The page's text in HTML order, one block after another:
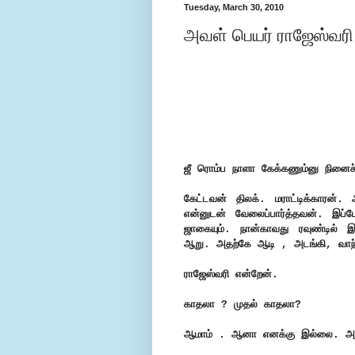
Tuesday, March 30, 2010
அவள் பெயர்
ஜீ ரொம்ப நாளா கேக்கணும்னு
கேட்டவன் திலக்.
என்னுடன் வேலைப்பார்த்தவன்.
ஜாகையும். நான்காவது
ஆறு. அதற்கே ஆடி , அடங்கி,
ராஜேஸ்வரி என்றேன்.
காதலா ? முதல் காதலா?
ஆமாம் . ஆனா எனக்கு இல்லை.